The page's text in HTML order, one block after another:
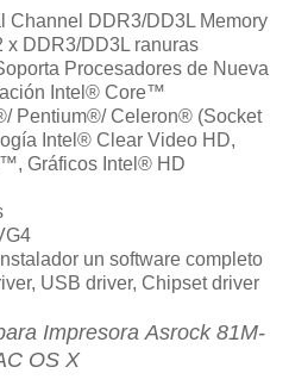
Channel DDR3/DD3L Memory
x DDR3/DD3L ranuras
Procesadores de Nueva
Intel® Core™
Pentium®/ Celeron® (Socket
Intel® Clear Video HD,
Gráficos Intel® HD
un software completo
USB driver, Chipset driver
Impresora Asrock 81M-
OS X